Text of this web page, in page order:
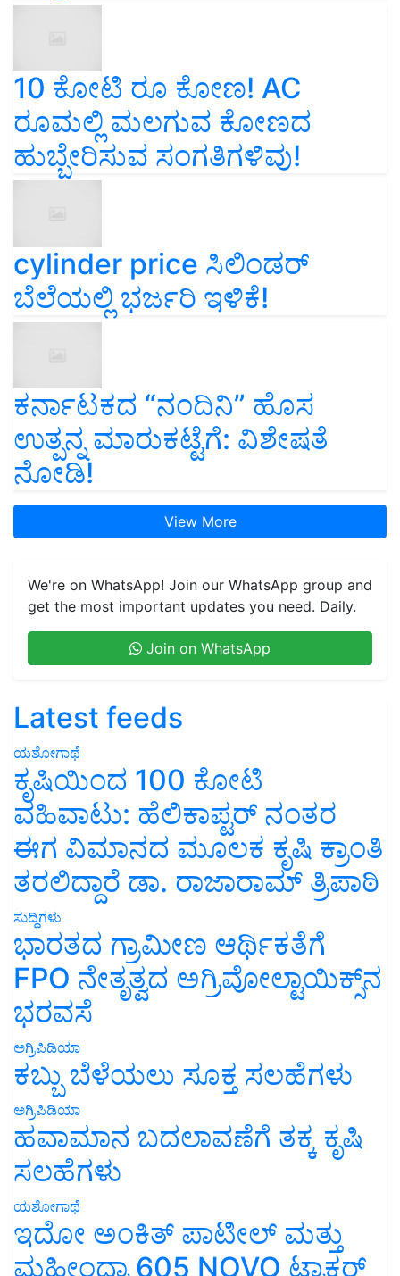
10 ಕೋಟಿ ರೂ ಕೋಣ! AC
ರೂಮಲ್ಲಿ ಮಲಗುವ ಕೋಣದ
ಹುಬ್ಬೇರಿಸುವ ಸಂಗತಿಗಳಿವು!
cylinder price ಸಿಲಿಂಡರ್‌
ಬೆಲೆಯಲ್ಲಿ ಭರ್ಜರಿ ಇಳಿಕೆ!
ಕರ್ನಾಟಕದ “ನಂದಿನಿ” ಹೊಸ
ಉತ್ಪನ್ನ ಮಾರುಕಟ್ಟೆಗೆ: ವಿಶೇಷತೆ
ನೋಡಿ!
View More
We're on WhatsApp! Join our WhatsApp group and
get the most important updates you need. Daily.
Join on WhatsApp
Latest feeds
ಯಶೋಗಾಥೆ
ಕೃಷಿಯಿಂದ 100 ಕೋಟಿ
ವಹಿವಾಟು: ಹೆಲಿಕಾಪ್ಟರ್ ನಂತರ
ಈಗ ವಿಮಾನದ ಮೂಲಕ ಕೃಷಿ ಕ್ರಾಂತಿ
ತರಲಿದ್ದಾರೆ ಡಾ. ರಾಜಾರಾಮ್ ತ್ರಿಪಾಠಿ
ಸುದ್ದಿಗಳು
ಭಾರತದ ಗ್ರಾಮೀಣ ಆರ್ಥಿಕತೆಗೆ
FPO ನೇತೃತ್ವದ ಅಗ್ರಿವೋಲ್ಟಾಯಿಕ್ಸ್‌ನ
ಭರವಸೆ
ಅಗ್ರಿಪಿಡಿಯಾ
ಕಬ್ಬು ಬೆಳೆಯಲು ಸೂಕ್ತ ಸಲಹೆಗಳು
ಅಗ್ರಿಪಿಡಿಯಾ
ಹವಾಮಾನ ಬದಲಾವಣೆಗೆ ತಕ್ಕ ಕೃಷಿ
ಸಲಹೆಗಳು
ಯಶೋಗಾಥೆ
ಇದೋ ಅಂಕಿತ್ ಪಾಟೀಲ್ ಮತ್ತು
ಮಹೀಂದ್ರಾ 605 NOVO ಟ್ರಾಕ್ಟರ್